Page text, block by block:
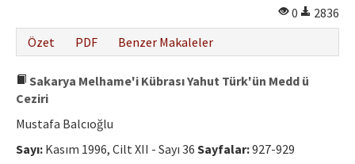
0
2836
Özet
PDF Benzer Makaleler
Sakarya Melhame'i Kübrası Yahut Türk'ün Medd ü
Ceziri
Mustafa Balcıoğlu
Sayı: Kasım 1996, Cilt XII - Sayı 36 Sayfalar:927-929